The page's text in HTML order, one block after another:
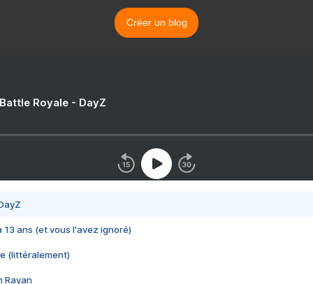
Créer un blog
Royale - DayZ
13 ans (et vous l'avez ignoré)
(littéralement)
Rayan